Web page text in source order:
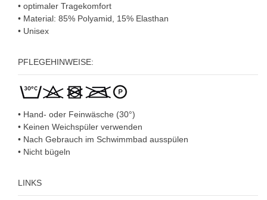
• optimaler Tragekomfort
• Material: 85% Polyamid, 15% Elasthan
• Unisex
PFLEGEHINWEISE:
• Hand- oder Feinwäsche (30°)
• Keinen Weichspüler verwenden
• Nach Gebrauch im Schwimmbad ausspülen
• Nicht bügeln
LINKS